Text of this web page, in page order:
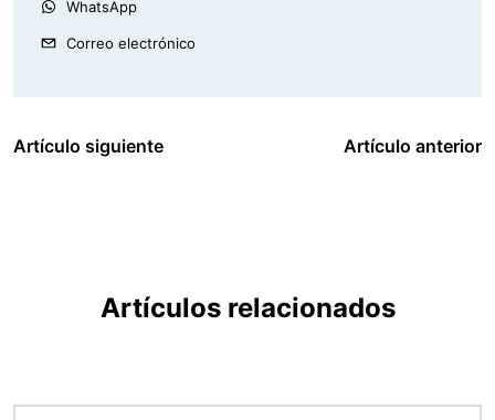
WhatsApp
Correo electrónico
Artículo siguiente Artículo anterior
Artículos relacionados